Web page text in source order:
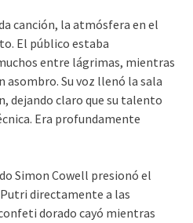
canción, la atmósfera en el
El público estaba
entre lágrimas, mientras
asombro. Su voz llenó la sala
dejando claro que su talento
Era profundamente
Simon Cowell presionó el
directamente a las
dorado cayó mientras